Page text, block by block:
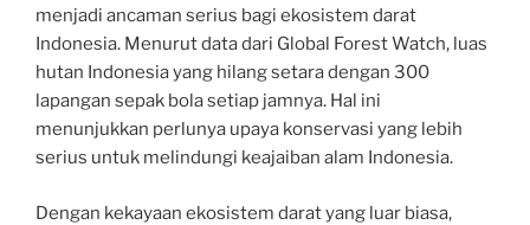
menjadi ancaman serius bagi ekosistem darat
Indonesia. Menurut data dari Global Forest Watch, luas
hutan Indonesia yang hilang setara dengan 300
lapangan sepak bola setiap jamnya. Hal ini
menunjukkan perlunya upaya konservasi yang lebih
serius untuk melindungi keajaiban alam Indonesia.
Dengan kekayaan ekosistem darat yang luar biasa,